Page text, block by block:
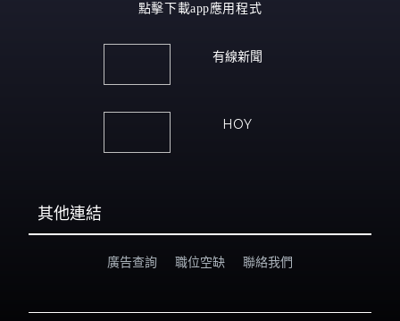
點擊下載app應用程式
有線新聞
HOY
其他連結
廣告查詢 職位空缺 聯絡我們